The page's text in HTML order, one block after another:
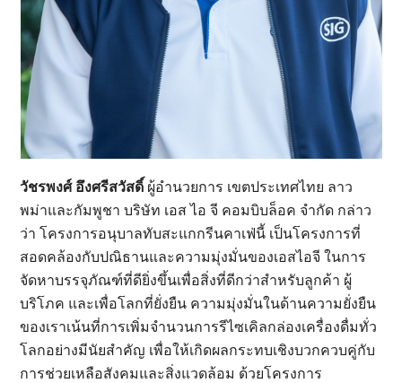
วัชรพงศ์ อึงศรีสวัสดิ์ ผู้อำนวยการ เขตประเทศไทย ลาว
พม่าและกัมพูชา บริษัท เอส ไอ จี คอมบิบล็อค จำกัด กล่าว
ว่า โครงการอนุบาลทับสะแกกรีนคาเฟ่นี้ เป็นโครงการที่
สอดคล้องกับปณิธานและความมุ่งมั่นของเอสไอจี ในการ
จัดหาบรรจุภัณฑ์ที่ดียิ่งขึ้นเพื่อสิ่งที่ดีกว่าสำหรับลูกค้า ผู้
บริโภค และเพื่อโลกที่ยั่งยืน ความมุ่งมั่นในด้านความยั่งยืน
ของเราเน้นที่การเพิ่มจำนวนการรีไซเคิลกล่องเครื่องดื่มทั่ว
โลกอย่างมีนัยสำคัญ เพื่อให้เกิดผลกระทบเชิงบวกควบคู่กับ
การช่วยเหลือสังคมและสิ่งแวดล้อม ด้วยโครงการ